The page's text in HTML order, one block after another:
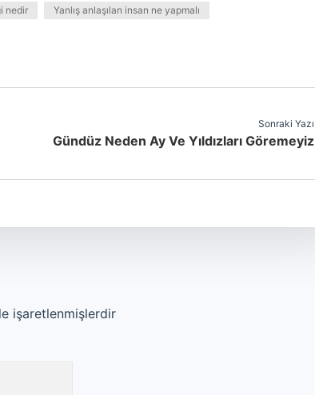
nedir Yanlış anlaşılan insan ne yapmalı
Sonraki Yazı
Gündüz Neden Ay Ve Yıldızları Göremeyiz
işaretlenmişlerdir